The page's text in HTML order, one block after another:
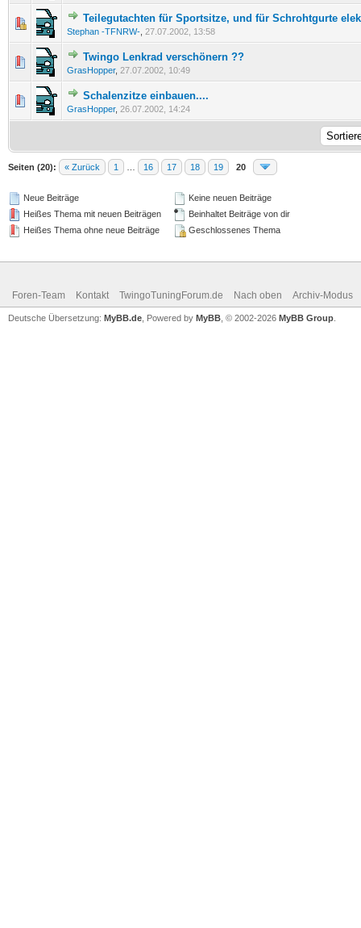
Teilegutachten für Sportsitze, und für Schrohtgurte
Stephan -TFNRW- 27.07.2002, 13:58
0 Bewertung(en) - 0 von 5 durchschnittlich
12345
Twingo Lenkrad verschönern ??
GrasHopper, 27.07.2002, 10:49
0 Bewertung(en) - 0 von 5 durchschnittlich
12345
Schalenzitze einbauen....
GrasHopper, 26.07.2002, 14:24
0 Bewertung(en) - 0 von 5 durchschnittlich
12345
Seiten (20): « Zurück 1 16 17 18 19 20
Neue Beiträge
Heißes Thema mit neuen Beiträgen
Heißes Thema ohne neue Beiträge
Keine neuen Beiträge
Beinhaltet Beiträge von dir
Geschlossenes Thema
Foren-Team Kontakt TwingoTuningForum.de Nach oben Archiv-Modus
Deutsche Übersetzung: MyBB.de , Powered by MyBB , © 2002-2026 MyBB Group